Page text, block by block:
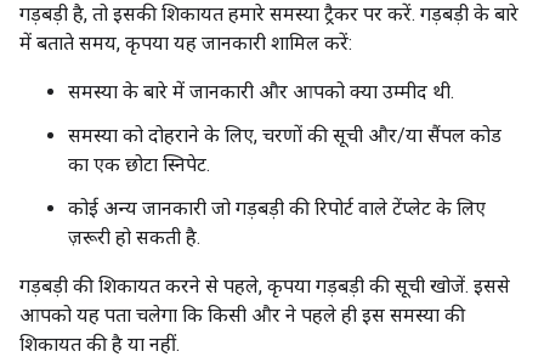
गड़बड़ी है, तो इसकी शिकायत हमारे समस्या ट्रैकर पर करें. गड़बड़ी के बारे
में बताते समय, कृपया यह जानकारी शामिल करें:
समस्या के बारे में जानकारी और आपको क्या उम्मीद थी.
समस्या को दोहराने के लिए, चरणों की सूची और/या सैंपल कोड
का एक छोटा स्निपेट.
कोई अन्य जानकारी जो गड़बड़ी की रिपोर्ट वाले टेंप्लेट के लिए
ज़रूरी हो सकती है.
गड़बड़ी की शिकायत करने से पहले, कृपया गड़बड़ी की सूची खोजें. इससे
आपको यह पता चलेगा कि किसी और ने पहले ही इस समस्या की
शिकायत की है या नहीं.